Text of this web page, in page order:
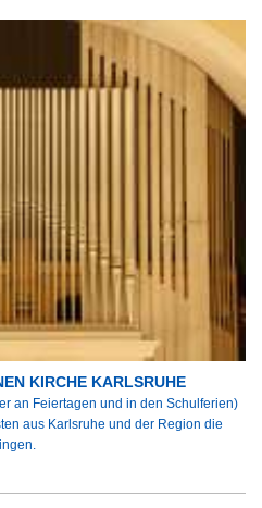
KIRCHE KARLSRUHE
an Feiertagen und in den Schulferien)
aus Karlsruhe und der Region die